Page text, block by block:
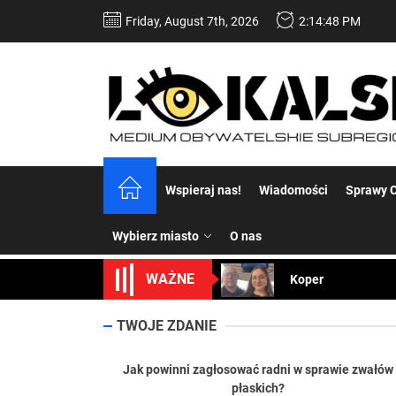
Friday, August 7th, 2026 2:14:49 PM
Wspieraj nas! Wiadomości Sprawy
Wybierz miasto O nas
WAŻNE Uwaga Dębieńsko
Ilu mieszkańców
Dość
TWOJE ZDANIE
Jak powinni zagłosować radni w sprawie zwałów
płaskich?